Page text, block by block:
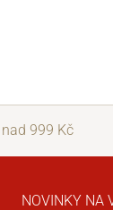
nad 999 Kč
NOVINKY NA